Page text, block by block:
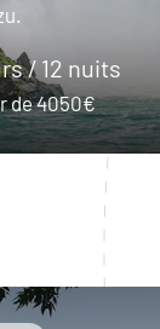
/ 12 nuits
de 4050€